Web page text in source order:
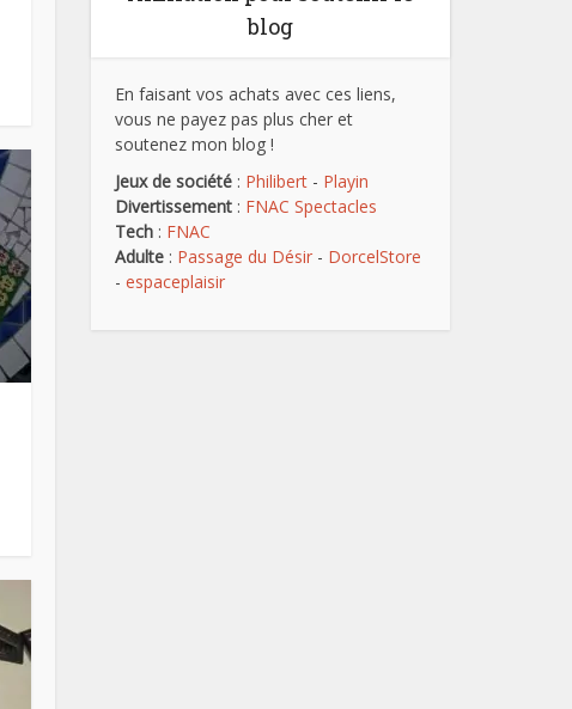
blog
En faisant vos achats avec ces liens,
vous ne payez pas plus cher et
soutenez mon blog !
Jeux de société : Philibert - Playin
Divertissement : FNAC Spectacles
Tech : FNAC
Adulte : Passage du Désir - DorcelStore
- espaceplaisir